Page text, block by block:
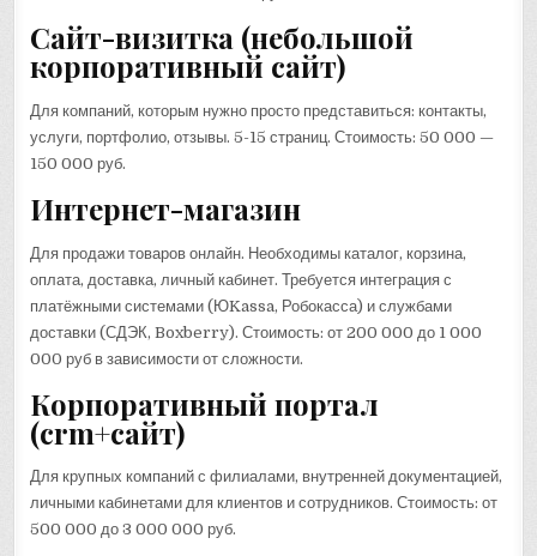
Сайт-визитка (небольшой
корпоративный сайт)
Для компаний, которым нужно просто представиться: контакты,
услуги, портфолио, отзывы. 5-15 страниц. Стоимость: 50 000 —
150 000 руб.
Интернет-магазин
Для продажи товаров онлайн. Необходимы каталог, корзина,
оплата, доставка, личный кабинет. Требуется интеграция с
платёжными системами (ЮKassa, Робокасса) и службами
доставки (СДЭК, Boxberry). Стоимость: от 200 000 до 1 000
000 руб в зависимости от сложности.
Корпоративный портал
(crm+сайт)
Для крупных компаний с филиалами, внутренней документацией,
личными кабинетами для клиентов и сотрудников. Стоимость: от
500 000 до 3 000 000 руб.